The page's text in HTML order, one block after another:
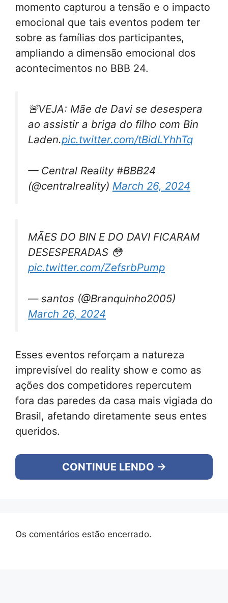
momento capturou a tensão e o impacto
emocional que tais eventos podem ter
sobre as famílias dos participantes,
ampliando a dimensão emocional dos
acontecimentos no BBB 24.
🚨VEJA: Mãe de Davi se desespera
ao assistir a briga do filho com Bin
Laden.pic.twitter.com/tBidLYhhTq
— Central Reality #BBB24
(@centralreality) March 26, 2024
MÃES DO BIN E DO DAVI FICARAM
DESESPERADAS 😳
pic.twitter.com/ZefsrbPump
— santos (@Branquinho2005)
March 26, 2024
Esses eventos reforçam a natureza
imprevisível do reality show e como as
ações dos competidores repercutem
fora das paredes da casa mais vigiada do
Brasil, afetando diretamente seus entes
queridos.
CONTINUE LENDO →
Os comentários estão encerrado.